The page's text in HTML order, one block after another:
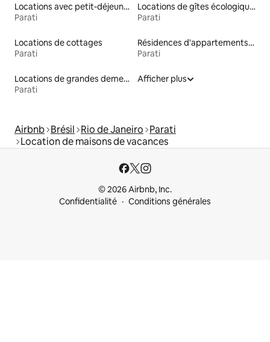
Locations avec petit-déjeuner
Parati
Locations de gîtes écologiques
Parati
Locations de cottages
Parati
Résidences d'appartements en location
Parati
Locations de grandes demeures
Parati
Afficher plus
Airbnb Brésil Rio de Janeiro Parati
Location de maisons de vacances
© 2026 Airbnb, Inc.
Confidentialité
Conditions générales